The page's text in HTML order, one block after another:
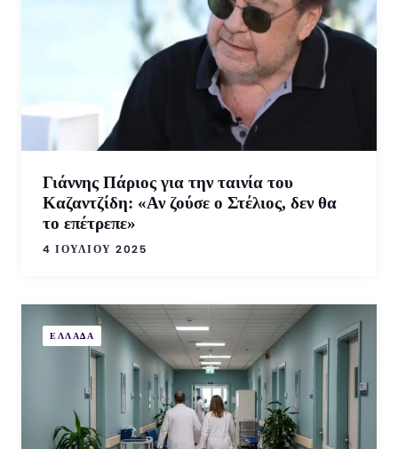
Γιάννης Πάριος για την ταινία του
Καζαντζίδη: «Αν ζούσε ο Στέλιος, δεν θα
το επέτρεπε»
4 ΙΟΥΛΊΟΥ 2025
ΕΛΛΑΔΑ